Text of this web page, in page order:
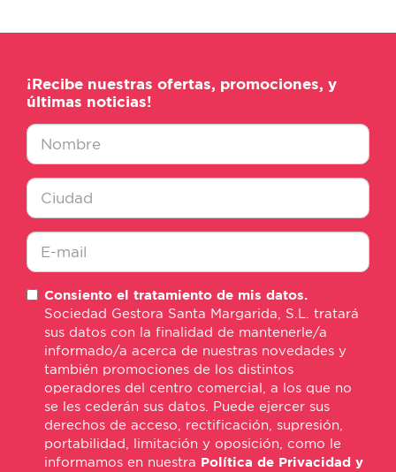
¡Recibe nuestras ofertas, promociones, y
últimas noticias!
Nombre
Ciudad
mail
Consiento el tratamiento de mis datos.
Sociedad Gestora Santa Margarida, S.L. tratará
sus datos con la finalidad de mantenerle/a
informado/a acerca de nuestras novedades y
también promociones de los distintos
operadores del centro comercial, a los que no
se les cederán sus datos. Puede ejercer sus
derechos de acceso, rectificación, supresión,
portabilidad, limitación y oposición, como le
informamos en nuestra Política de Privacidad y